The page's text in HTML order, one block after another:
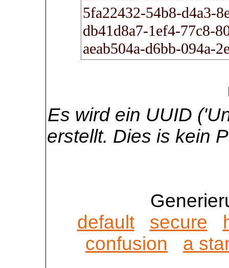
Es wird ein UUID
erstellt. Dies is kein
default
secure
confusion
a